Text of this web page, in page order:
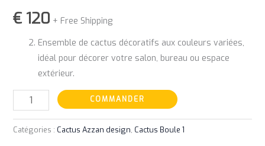
€120 + Free Shipping
Ensemble de cactus décoratifs aux couleurs variées,
idéal pour décorer votre salon, bureau ou espace
extérieur.
COMMANDER
Catégories : Cactus Azzan design, Cactus Boule 1